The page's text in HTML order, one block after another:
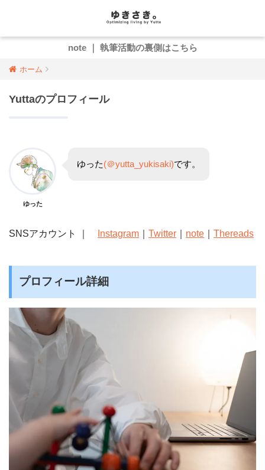
note ｜ 執筆活動の裏側はこちら
ホーム
Yuttaのプロフィール
ゆった
ゆった(＠yutta_yukisaki)です。
SNSアカウント ｜ Instagram Twitter note Thereads
プロフィール詳細